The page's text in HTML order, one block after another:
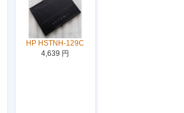
HP HSTNH-129C
4,639 円